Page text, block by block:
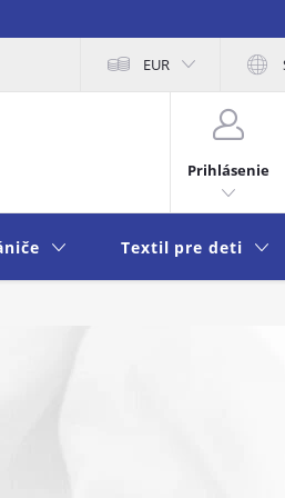
osobných údajov Moja objednávka
EUR
Prihlásenie
Textil pre deti